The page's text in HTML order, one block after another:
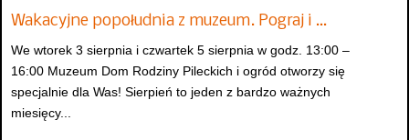
Wakacyjne popołudnia z muzeum. Pograj i …
We wtorek 3 sierpnia i czwartek 5 sierpnia w godz. 13:00 –
16:00 Muzeum Dom Rodziny Pileckich i ogród otworzy się
specjalnie dla Was! Sierpień to jeden z bardzo ważnych
miesięcy...